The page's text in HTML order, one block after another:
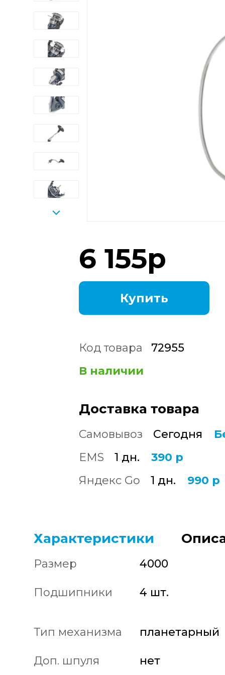
6 155р
Купить
Код товара
72955
В наличии
Доставка товара
Самовывоз Сегодня
EMS
1 дн.
390 р
Яндекс Go
1 дн. 990 р
Характеристики
Размер 4000
Подшипники 4 шт.
Тип механизма планетарный
Доп. шпуля нет